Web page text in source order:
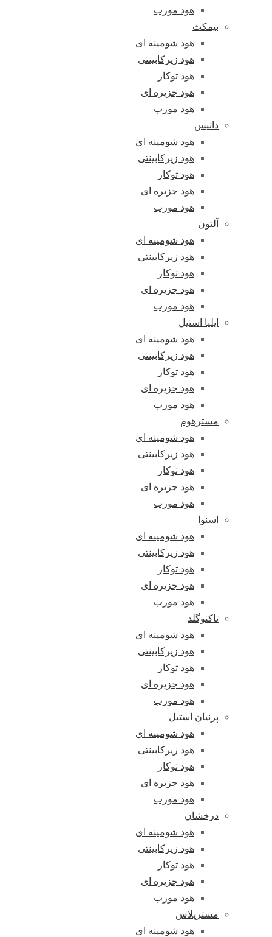
هود مورب
بیمکث
هود شومینه ای
هود زیرکابینتی
هود توکار
هود جزیره ای
هود مورب
داتیس
هود شومینه ای
هود زیرکابینتی
هود توکار
هود جزیره ای
هود مورب
آلتون
هود شومینه ای
هود زیرکابینتی
هود توکار
هود جزیره ای
هود مورب
ایلیا استیل
هود شومینه ای
هود زیرکابینتی
هود توکار
هود جزیره ای
هود مورب
مسترهوم
هود شومینه ای
هود زیرکابینتی
هود توکار
هود جزیره ای
هود مورب
اسنوا
هود شومینه ای
هود زیرکابینتی
هود توکار
هود جزیره ای
هود مورب
تاکنوگلد
هود شومینه ای
هود زیرکابینتی
هود توکار
هود جزیره ای
هود مورب
پرنیان استیل
هود شومینه ای
هود زیرکابینتی
هود توکار
هود جزیره ای
هود مورب
درخشان
هود شومینه ای
هود زیرکابینتی
هود توکار
هود جزیره ای
هود مورب
مسترپلاس
هود شومینه ای